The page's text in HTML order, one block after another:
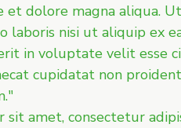
dolore magna aliqua.
laboris nisi ut aliquip ex
in voluptate velit esse
cupidatat non
sit amet, consectetur